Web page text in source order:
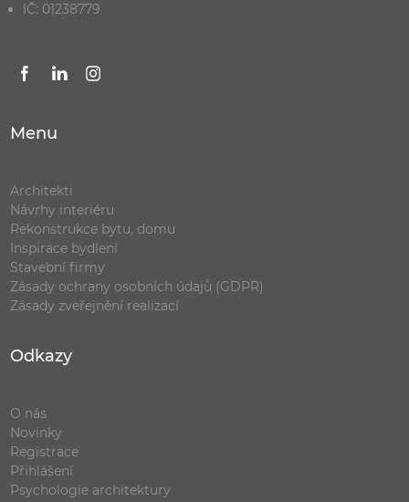
IČ: 01238779
Menu
Architekti
Návrhy interiéru
Rekonstrukce bytu, domu
Inspirace bydlení
Stavební firmy
Zásady ochrany osobních údajů (GDPR)
Zásady zveřejnění realizací
Odkazy
O nás
Novinky
Registrace
Přihlášení
Psychologie architektury